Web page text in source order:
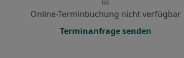
Online-Terminbuchung nicht verfügbar
Terminanfrage senden